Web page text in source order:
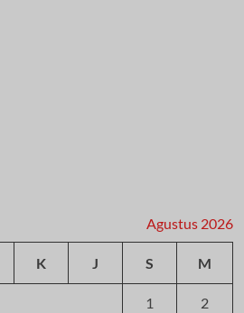
Agustus 2026
K J S M
1 2